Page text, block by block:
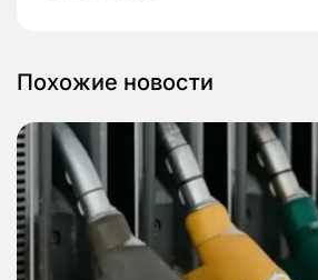
Похожие новости